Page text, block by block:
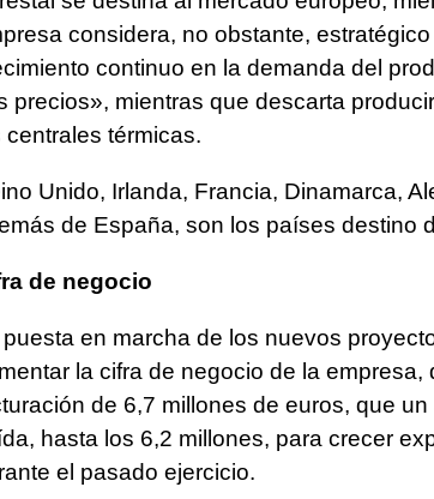
considera, no obstante,
continuo en la demanda del
precios», mientras que descarta
centrales térmicas.
Unido, Irlanda, Francia, Dinamarca,
de España, son los países destino
de negocio
puesta en marcha de los nuevos
la cifra de negocio de la
de 6,7 millones de euros, que
hasta los 6,2 millones, para crecer
el pasado ejercicio.